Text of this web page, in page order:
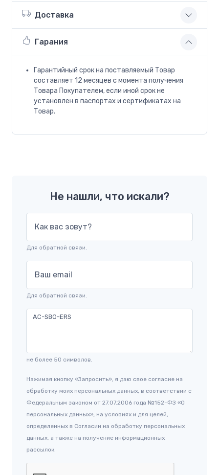
Доставка
Гарания
Гарантийный срок на поставляемый Товар
составляет 12 месяцев с момента получения
Товара Покупателем, если иной срок не
установлен в паспортах и сертификатах на
Товар.
Не нашли, что искали?
Как вас зовут?
Для обратной связи.
Ваш email
Для обратной связи.
не более 50 символов.
Нажимая кнопку «Запросить», я даю свое согласие на
обработку моих персональных данных, в соответствии с
Федеральным законом от 27.07.2006 года №152-ФЗ «О
персональных данных», на условиях и для целей,
определенных в Согласии на обработку персональных
данных, а также на получение информационных
рассылок.